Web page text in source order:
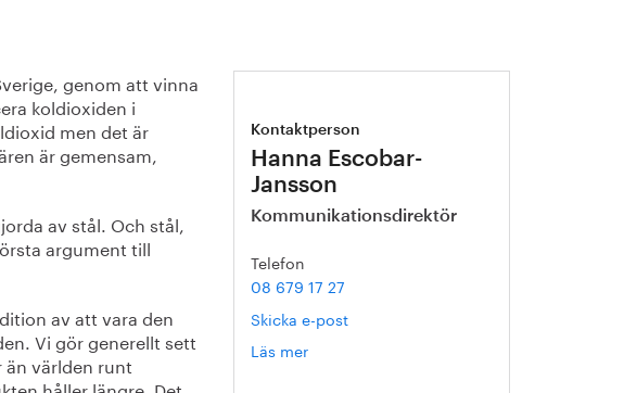
genom att vinna
koldioxiden i
men det är
är gemensam,
av stål. Och stål,
argument till
av att vara den
Vi gör generellt sett
världen runt
Kontaktperson
Hanna Escobar-
Jansson
Kommunikationsdirektör
Telefon
08 679 17 27
Skicka e-post
Läs mer